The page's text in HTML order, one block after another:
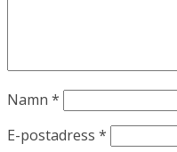
Namn *
E-postadress *